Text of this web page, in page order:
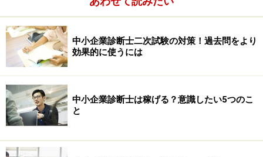
要は、学習期間は問題ではなく、やるべきことを着実に
こなしさえすれば、合格レベルに到達することが可能な
のです。
中小企業診断士二次試験の対策！過去問をより
効果的に使うには
中小企業診断士は稼げる？意識したい5つのこ
と